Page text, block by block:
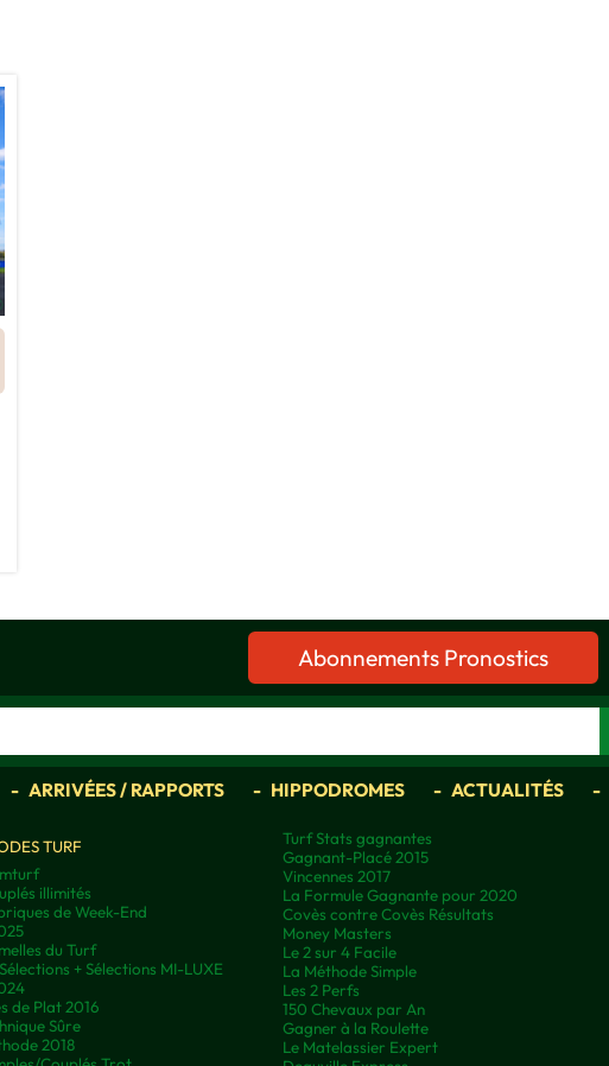
Abonnements Pronostics
ARRIVÉES / RAPPORTS HIPPODROMES ACTUALITÉS
TURF
illimités
de Week-End
du Turf
+ Sélections MI-LUXE
de Plat 2016
Sûre
2018
Turf Stats gagnantes
Gagnant-Placé 2015
Vincennes 2017
La Formule Gagnante pour 2020
Covès contre Covès Résultats
Money Masters
Le 2 sur 4 Facile
La Méthode Simple
Les 2 Perfs
150 Chevaux par An
Gagner à la Roulette
Le Matelassier Expert